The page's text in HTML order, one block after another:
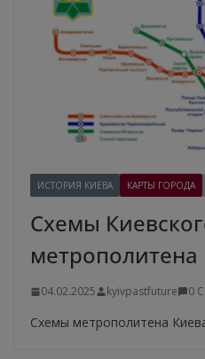
ИСТОРИЯ КИЕВА КАРТЫ ГОРОДА
Схемы
метрополитена
04.02.2025 kyivpastfuture 0
Схемы метрополитена